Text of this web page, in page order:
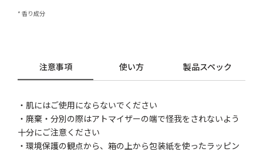
* 香り成分
注意事項 使い方 製品スペック
・肌にはご使用にならないでください
・廃棄・分別の際はアトマイザーの端で怪我をされないよう
十分にご注意ください
・環境保護の観点から、箱の上から包装紙を使ったラッピン